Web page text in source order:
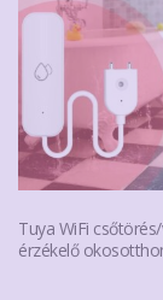
Tuya WiFi
érzékelő